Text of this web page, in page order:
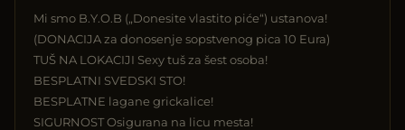
Mi smo B.Y.O.B („Donesite vlastito piće“) ustanova!
(DONACIJA za donosenje sopstvenog pica 10 Eura)
TUŠ NA LOKACIJI Sexy tuš za šest osoba!
BESPLATNI SVEDSKI STO!
BESPLATNE lagane grickalice!
SIGURNOST Osigurana na licu mesta!